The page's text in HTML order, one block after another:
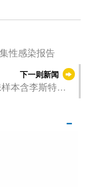
性感染报告
下一则新闻
本含李斯特氏